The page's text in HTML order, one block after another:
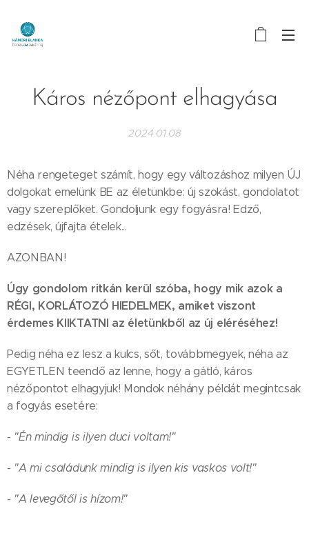
Káros nézőpont elhagyása
2024.01.08
Néha rengeteget számít, hogy egy változáshoz milyen ÚJ
dolgokat emelünk BE az életünkbe: új szokást, gondolatot
vagy szereplőket. Gondoljunk egy fogyásra! Edző,
edzések, újfajta ételek...
AZONBAN!
Úgy gondolom ritkán kerül szóba, hogy mik azok a
RÉGI, KORLÁTOZÓ HIEDELMEK, amiket viszont
érdemes KIIKTATNI az életünkből az új eléréséhez!
Pedig néha ez lesz a kulcs, sőt, továbbmegyek, néha az
EGYETLEN teendő az lenne, hogy a gátló, káros
nézőpontot elhagyjuk! Mondok néhány példát megintcsak
a fogyás esetére:
- "Én mindig is ilyen duci voltam!"
- "A mi családunk mindig is ilyen kis vaskos volt!"
- "A levegőtől is hízom!"